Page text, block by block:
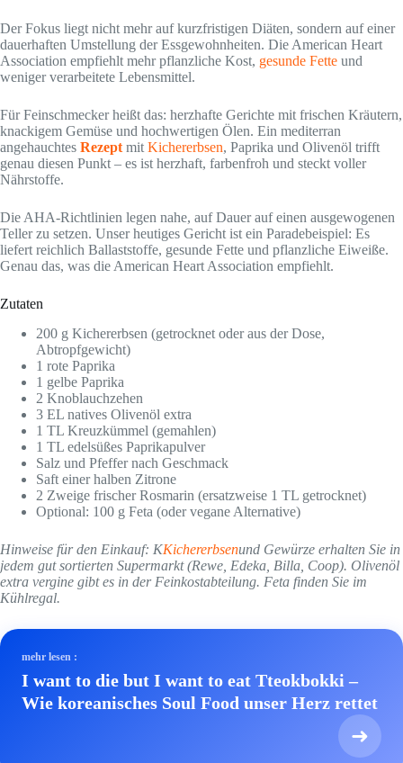
Der Fokus liegt nicht mehr auf kurzfristigen Diäten, sondern auf einer
dauerhaften Umstellung der Essgewohnheiten. Die American Heart
Association empfiehlt mehr pflanzliche Kost, gesunde Fette und
weniger verarbeitete Lebensmittel.
Für Feinschmecker heißt das: herzhafte Gerichte mit frischen Kräutern,
knackigem Gemüse und hochwertigen Ölen. Ein mediterran
angehauchtes Rezept mit Kichererbsen, Paprika und Olivenöl trifft
genau diesen Punkt – es ist herzhaft, farbenfroh und steckt voller
Nährstoffe.
Die AHA-Richtlinien legen nahe, auf Dauer auf einen ausgewogenen
Teller zu setzen. Unser heutiges Gericht ist ein Paradebeispiel: Es
liefert reichlich Ballaststoffe, gesunde Fette und pflanzliche Eiweiße.
Genau das, was die American Heart Association empfiehlt.
Zutaten
200 g Kichererbsen (getrocknet oder aus der Dose,
Abtropfgewicht)
1 rote Paprika
1 gelbe Paprika
2 Knoblauchzehen
3 EL natives Olivenöl extra
1 TL Kreuzkümmel (gemahlen)
1 TL edelsüßes Paprikapulver
Salz und Pfeffer nach Geschmack
Saft einer halben Zitrone
2 Zweige frischer Rosmarin (ersatzweise 1 TL getrocknet)
Optional: 100 g Feta (oder vegane Alternative)
Hinweise für den Einkauf: KKichererbsenund Gewürze erhalten Sie in
jedem gut sortierten Supermarkt (Rewe, Edeka, Billa, Coop). Olivenöl
extra vergine gibt es in der Feinkostabteilung. Feta finden Sie im
Kühlregal.
mehr lesen :
I want to die but I want to eat Tteokbokki –
Wie koreanisches Soul Food unser Herz rettet
➜